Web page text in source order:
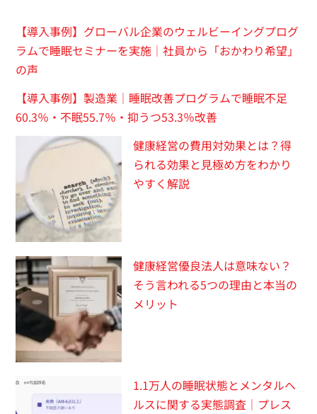
【導入事例】グローバル企業のウェルビーイングプログ
ラムで睡眠セミナーを実施｜社員から「おかわり希望」
の声
【導入事例】製造業｜睡眠改善プログラムで睡眠不足
60.3％・不眠55.7％・抑うつ53.3％改善
健康経営の費用対効果とは？得
られる効果と見極め方をわかり
やすく解説
健康経営優良法人は意味ない？
そう言われる5つの理由と本当の
メリット
1.1万人の睡眠状態とメンタルヘ
ルスに関する実態調査｜プレス